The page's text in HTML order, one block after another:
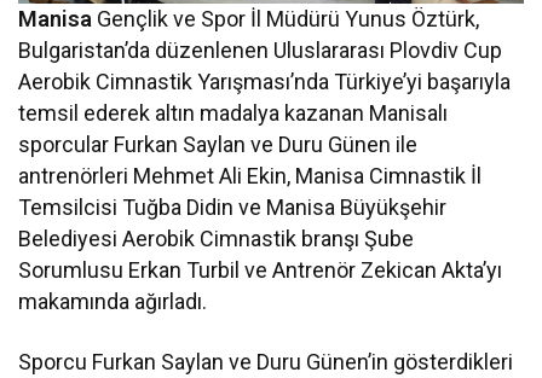
Manisa Gençlik ve Spor İl Müdürü Yunus Öztürk,
Bulgaristan’da düzenlenen Uluslararası Plovdiv Cup
Aerobik Cimnastik Yarışması’nda Türkiye’yi başarıyla
temsil ederek altın madalya kazanan Manisalı
sporcular Furkan Saylan ve Duru Günen ile
antrenörleri Mehmet Ali Ekin, Manisa Cimnastik İl
Temsilcisi Tuğba Didin ve Manisa Büyükşehir
Belediyesi Aerobik Cimnastik branşı Şube
Sorumlusu Erkan Turbil ve Antrenör Zekican Akta’yı
makamında ağırladı.
Sporcu Furkan Saylan ve Duru Günen’in gösterdikleri